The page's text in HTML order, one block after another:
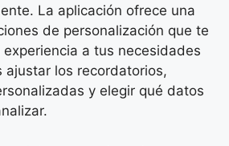
La aplicación ofrece una
de personalización que te
a tus necesidades
ajustar los recordatorios,
y elegir qué datos